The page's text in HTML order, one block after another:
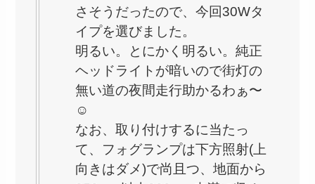
さそうだったので、今回30Wタ
イプを選びました。
明るい。とにかく明るい。純正
ヘッドライトが暗いので街灯の
無い道の夜間走行助かるわぁ〜
☺️
なお、取り付けするに当たっ
て、フォグランプは下方照射(上
向きはダメ)で尚且つ、地面から